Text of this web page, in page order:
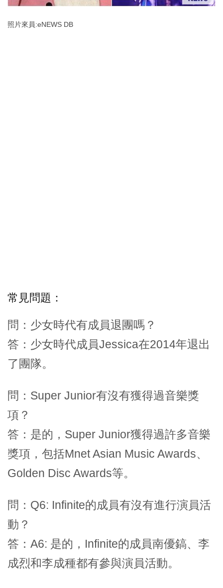
照片來員:eNEWS DB
常見問題：
問：少女時代有成員退團嗎？
答：少女時代成員Jessica在2014年退出
了團隊。
問：Super Junior有沒有獲得過音樂獎
項？
答：是的，Super Junior獲得過許多音樂
獎項，包括Mnet Asian Music Awards、
Golden Disc Awards等。
問：Q6: Infinite的成員有沒有進行演員活
動？
答：A6: 是的，Infinite的成員南優鎬、李
成烈和李成種都有參與演員活動。